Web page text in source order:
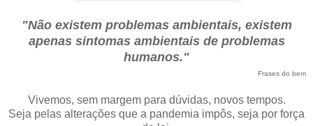
"Não existem problemas ambientais, existem
apenas sintomas ambientais de problemas
humanos."
Frases do bem
Vivemos, sem margem para dúvidas, novos tempos.
Seja pelas alterações que a pandemia impôs, seja por força